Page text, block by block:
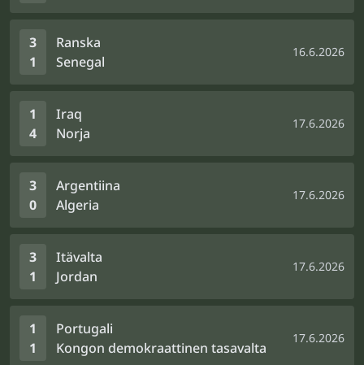
3
1
Ranska
Senegal
16.6.2026
1
4
Iraq
Norja
17.6.2026
3
0
Argentiina
Algeria
17.6.2026
3
1
Itävalta
Jordan
17.6.2026
1
1
Portugali
Kongon demokraattinen tasavalta
17.6.2026